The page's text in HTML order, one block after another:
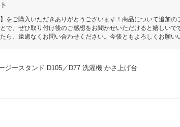
をご購入いただきありがとうございます！商品について追加
で、ぜひ取り付け後のご感想をお聞かせいただけると嬉しいで
ら、遠慮なくお問い合わせください。今後ともよろしくお願い
ジースタンド D105／D77 洗濯機 かさ上げ台